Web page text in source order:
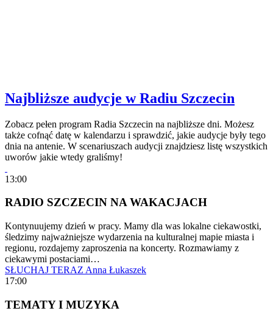
Najbliższe audycje w Radiu Szczecin
Zobacz pełen program Radia Szczecin na najbliższe dni. Możesz
także cofnąć datę w kalendarzu i sprawdzić, jakie audycje były tego
dnia na antenie. W scenariuszach audycji znajdziesz listę wszystkich
uworów jakie wtedy graliśmy!
13:00
RADIO SZCZECIN NA WAKACJACH
Kontynuujemy dzień w pracy. Mamy dla was lokalne ciekawostki,
śledzimy najważniejsze wydarzenia na kulturalnej mapie miasta i
regionu, rozdajemy zaproszenia na koncerty. Rozmawiamy z
ciekawymi postaciami…
SŁUCHAJ TERAZ Anna Łukaszek
17:00
TEMATY I MUZYKA